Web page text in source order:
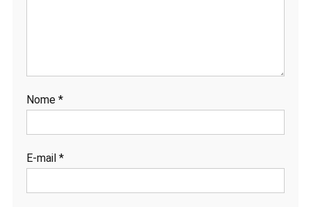
Nome *
E-mail *